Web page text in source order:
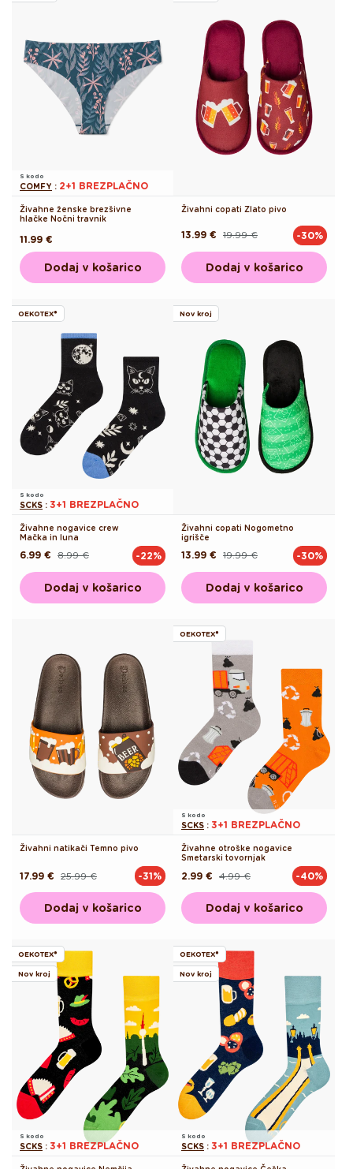
S kodo
COMFY : 2+1 BREZPLAČNO
Živahne ženske brezšivne
hlačke Nočni travnik
Redna
cena
11.99 €
Dodaj v košarico
Živahni copati Zlato pivo
Redna
19.99 €
Akcijska
13.99 € -30%
Dodaj v košarico
OEKOTEX®
S kodo
SCKS : 3+1 BREZPLAČNO
Živahne nogavice crew
Mačka in luna
Redna 8.99 €
Akcijska
6.99 € -22%
Dodaj v košarico
Nov kroj
Živahni copati Nogometno
igrišče
Redna
19.99 €
Akcijska
13.99 € -30%
Dodaj v košarico
Živahni natikači Temno pivo
Redna
25.99 €
Akcijska
17.99 € -31%
Dodaj v košarico
OEKOTEX®
S kodo
SCKS : 3+1 BREZPLAČNO
Živahne otroške nogavice
Smetarski tovornjak
Redna 4.99 €
Akcijska
2.99 € -40%
Dodaj v košarico
OEKOTEX®
Nov kroj
S kodo
SCKS : 3+1 BREZPLAČNO
OEKOTEX®
Nov kroj
S kodo
SCKS : 3+1 BREZPLAČNO